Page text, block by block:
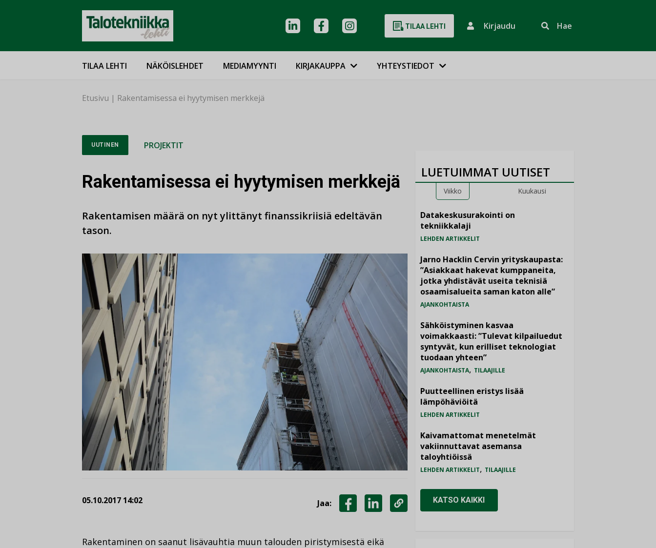
TILAA LEHTI Kirjaudu Hae
TILAA LEHTI NÄKÖISLEHDET MEDIAMYYNTI KIRJAKAUPPA YHTEYSTIEDOT
Etusivu | Rakentamisessa ei hyytymisen merkkejä
UUTINEN PROJEKTIT
Rakentamisessa ei hyytymisen merkkejä
Rakentamisen määrä on nyt ylittänyt finanssikriisiä edeltävän
tason.
05.10.2017 14:02 Jaa:
Rakentaminen on saanut lisävauhtia muun talouden piristymisestä eikä
LUETUIMMAT UUTISET
Viikko Kuukausi
Datakeskusurakointi on
tekniikkalaji
LEHDEN ARTIKKELIT
Jarno Hacklin Cervin yrityskaupasta:
”Asiakkaat hakevat kumppaneita,
jotka yhdistävät useita teknisiä
osaamisalueita saman katon alle”
AJANKOHTAISTA
Sähköistyminen kasvaa
voimakkaasti: ”Tulevat kilpailuedut
syntyvät, kun erilliset teknologiat
tuodaan yhteen”
AJANKOHTAISTA, TILAAJILLE
Puutteellinen eristys lisää
lämpöhäviöitä
LEHDEN ARTIKKELIT
Kaivamattomat menetelmät
vakiinnuttavat asemansa
taloyhtiöissä
LEHDEN ARTIKKELIT, TILAAJILLE
KATSO KAIKKI